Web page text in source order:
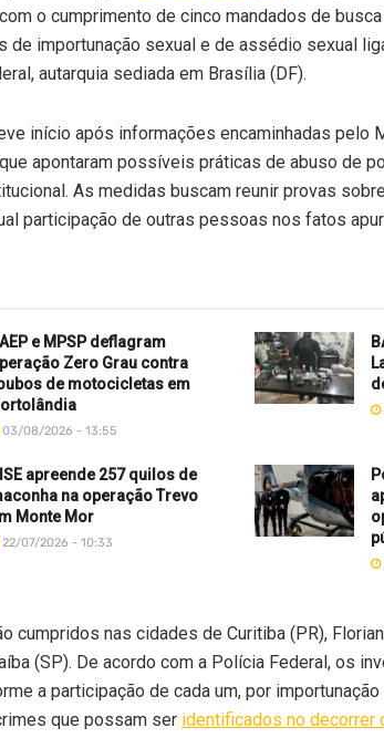
o cumprimento de cinco mandados de
de importunação sexual e de assédio sexual
autarquia sediada em Brasília (DF).
início após informações encaminhadas pelo
apontaram possíveis práticas de abuso de
As medidas buscam reunir provas
participação de outras pessoas nos fatos
e MPSP deflagram
Zero Grau contra
de motocicletas em
03/08/2026 - 13:55
apreende 257 quilos de
na operação Trevo
Monte Mor
22/07/2026 - 10:33
cumpridos nas cidades de Curitiba (PR),
(SP). De acordo com a Polícia Federal, os
a participação de cada um, por
que possam ser identificados no decorrer